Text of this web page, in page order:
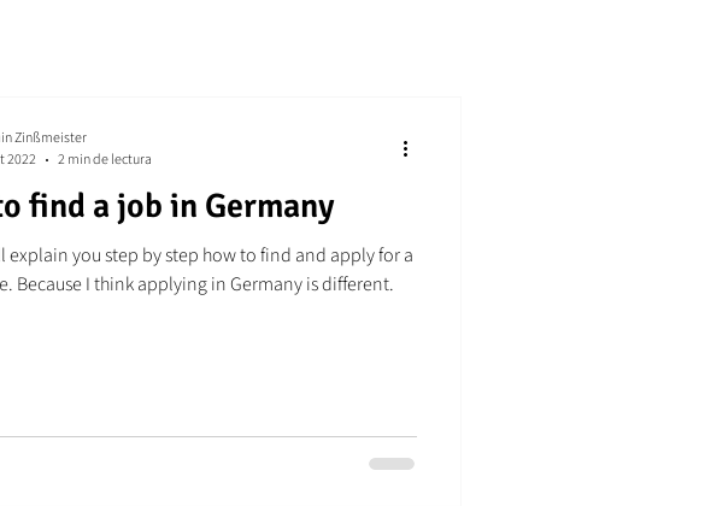
find a job in Germany
explain you step by step how to find and apply for a
Because I think applying in Germany is different.
Zinßmeister
2022
2 min de lectura